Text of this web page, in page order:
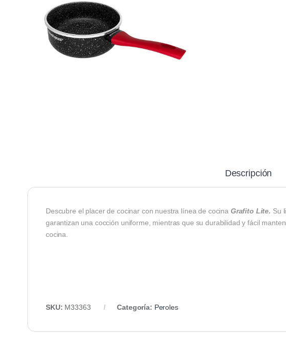
Descripción
Descubre el placer de cocinar con nuestra línea de cocina Grafito Lite. Su
garantizan una cocción uniforme, mientras que su durabilidad y fácil
cocina.
SKU: M33363 Categoría: Peroles